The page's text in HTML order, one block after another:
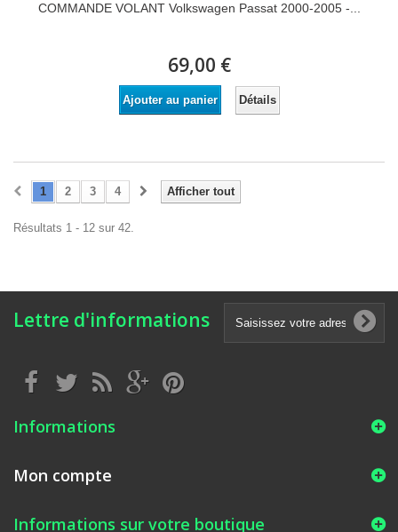
COMMANDE VOLANT Volkswagen Passat 2000-2005 -...
69,00 €
Ajouter au panier Détails
Afficher tout
1 2 3 4
Résultats 1 - 12 sur 42.
Lettre d'informations
Informations
Mon compte
Informations sur votre boutique